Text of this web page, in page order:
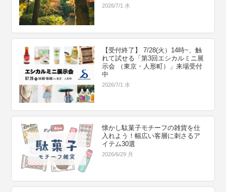
2026/7/1 水
【受付終了】 7/28(火）14時~、触
れて試せる「第3回エシカルミニ展
示会 （東京・人形町）」来場受付
中
2026/7/1 水
懐かし駄菓子モチーフの雑貨を仕
入れよう！幅広い客層に刺さるア
イテム30選
2026/6/29 月